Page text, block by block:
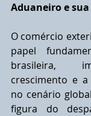
Aduaneiro e
O comércio
papel
brasileira,
crescimento e
no cenário
figura do